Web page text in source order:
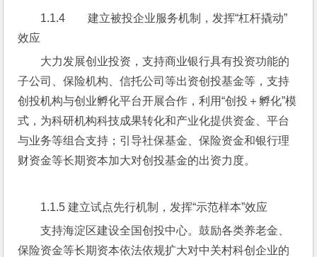
1.1.4        建立被投企业服务机制，发挥“杠杆撬动”
效应
大力发展创业投资，支持商业银行具有投资功能的
子公司、保险机构、信托公司等出资创投基金等，支持
创投机构与创业孵化平台开展合作，利用“创投＋孵化”模
式，为科研机构科技成果转化和产业化提供资金、平台
与业务等组合支持；引导社保基金、保险资金和银行理
财资金等长期资本加大对创投基金的出资力度。
1.1.5 建立试点先行机制，发挥“示范样本”效应
支持海淀区建设全国创投中心。鼓励各类养老金、
保险资金等长期资本依法依规扩大对中关村科创企业的